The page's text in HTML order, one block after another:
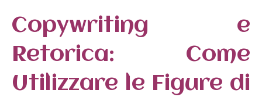
Copywriting e
Retorica: Come
Utilizzare le Figure di